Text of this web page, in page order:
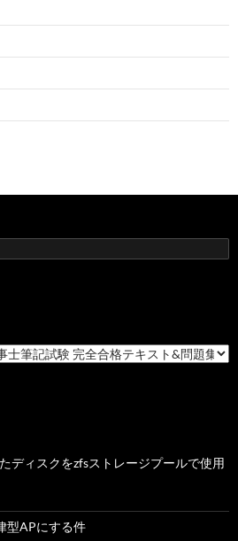
ディスクをzfsストレージプールで使用
型APにする件